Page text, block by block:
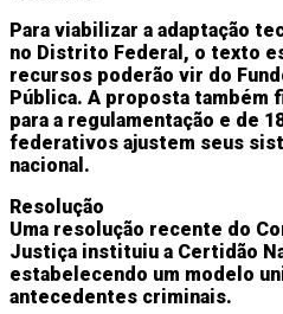
Para viabilizar a adaptação
no Distrito Federal, o texto
recursos poderão vir do
Pública. A proposta também
para a regulamentação e de
federativos ajustem seus
nacional.
Resolução
Uma resolução recente do
Justiça instituiu a Certidão
estabelecendo um modelo
antecedentes criminais.